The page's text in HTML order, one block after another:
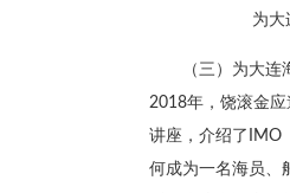
为大
（三）为大
2018年，饶滚金
讲座，介绍了IMO
何成为一名海员、